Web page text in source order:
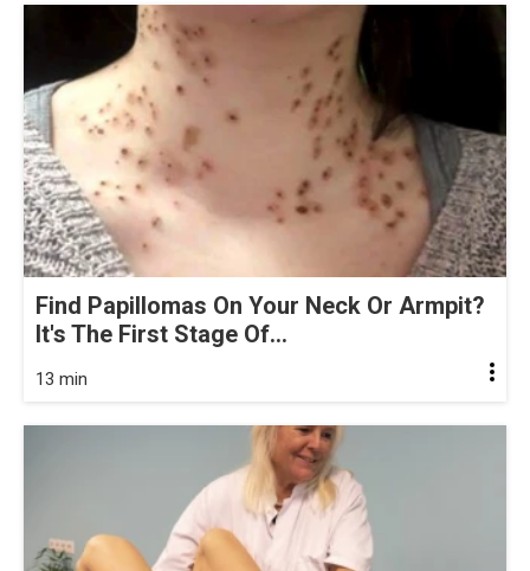
Find Papillomas On Your Neck Or Armpit?
It's The First Stage Of...
13 min